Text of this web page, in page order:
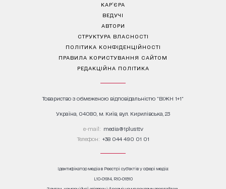
КАР’ЄРА
ВЕДУЧІ
АВТОРИ
СТРУКТУРА ВЛАСНОСТІ
ПОЛІТИКА КОНФІДЕНЦІЙНОСТІ
ПРАВИЛА КОРИСТУВАННЯ САЙТОМ
РЕДАКЦІЙНА ПОЛІТИКА
Товариство з обмеженою відповідальністю "ВІЖН 1+1"
Україна, 04080, м. Київ, вул. Кирилівська, 23
е-mail: media@1plus1.tv
Телефон: +38 044 490 01 01
Ідентифікатор медіа в Реєстрі суб’єктів у сфері медіа:
L10-01914, R10-01810